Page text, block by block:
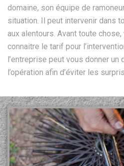
domaine, son équipe de
situation. Il peut intervenir dans
aux alentours. Avant toute chose,
connaitre le tarif pour
l’entreprise peut vous donner
l’opération afin d’éviter les